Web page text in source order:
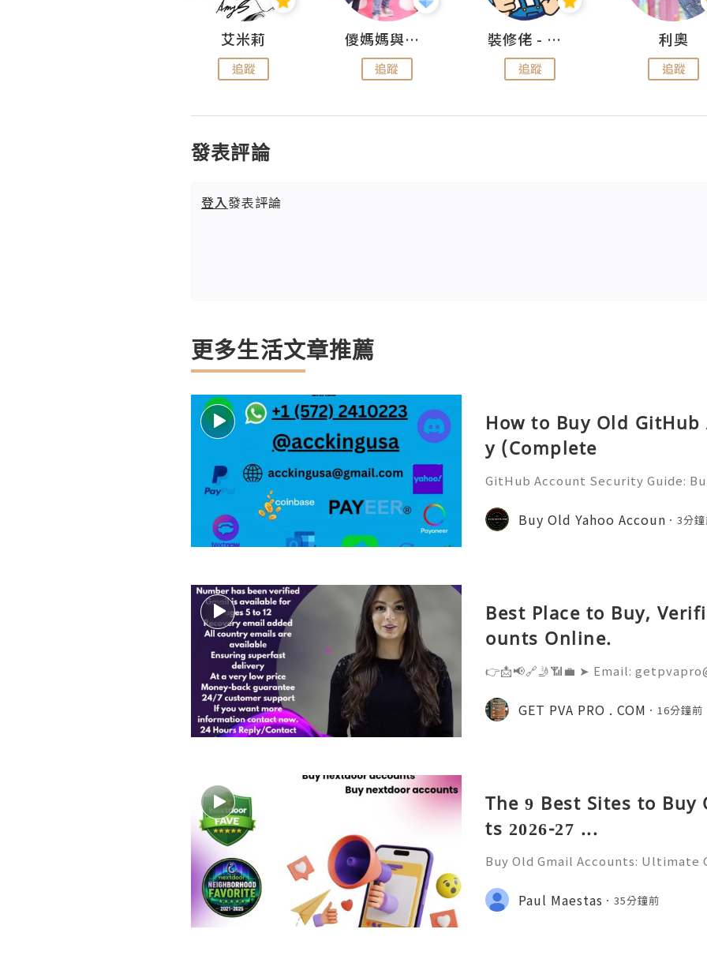
艾米莉
追蹤
儍媽媽與兩隻小魔怪之家
追蹤
裝修佬 - 香港一站式網上裝修平台
追蹤
利奧
追蹤
發表評論
登入發表評論
更多生活文章推薦
How to Buy Old
y (Complete
GitHub Account Security Guide:
d's leading platforms for
ration. Millions of develo
Buy Old Yahoo Accoun 3分
Best Place to Buy,
ounts Online.
👉📩📢🔗🤳📶💼 ➤ Email:
@Getpvapro 👉📩📢🔗🤳📶💼 ➤
Verified Nextdoor Accounts –
GET PVA PRO . COM 16分鐘前
The 9 Best Sites to
ts 2026-27 ...
Buy Old Gmail Accounts: Ultimate
hatsApp: +1(352)270-0568 ➤
l.co Meta Description: Looking
Paul Maestas 35分鐘前